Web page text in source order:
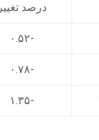
درصد تغییر
-۰.۵۲
-۰.۷۸
-۱.۳۵